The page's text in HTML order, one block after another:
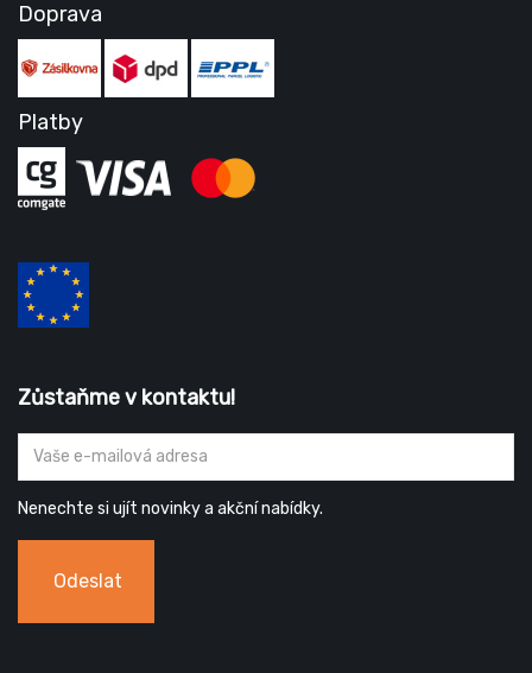
Doprava
Platby
Zůstaňme v kontaktu!
Nenechte si ujít novinky a akční nabídky.
Odeslat